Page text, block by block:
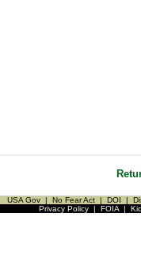
USA Gov | No Fear Act | DOI |
Privacy Policy| FOIA|